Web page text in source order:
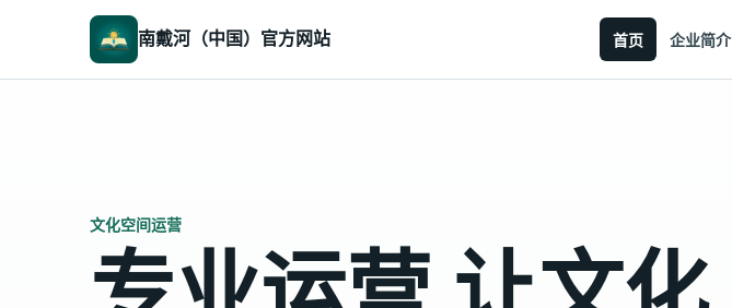
南戴河（中国）官方网站 首页 企业简介
文化空间运营